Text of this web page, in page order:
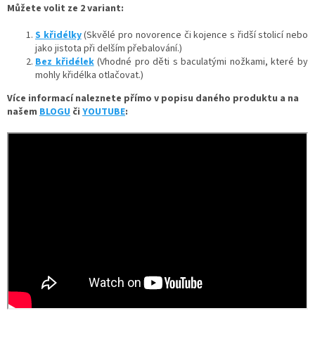
Můžete volit ze 2 variant:
S křidélky(Skvělé pro novorence či kojence s řidší stolicí nebo
jako jistota při delším přebalování.)
Bez křidélek (Vhodné pro děti s baculatými nožkami, které by
mohly křidélka otlačovat.)
Více informací naleznete přímo v popisu daného produktu a na
našem BLOGU či YOUTUBE: